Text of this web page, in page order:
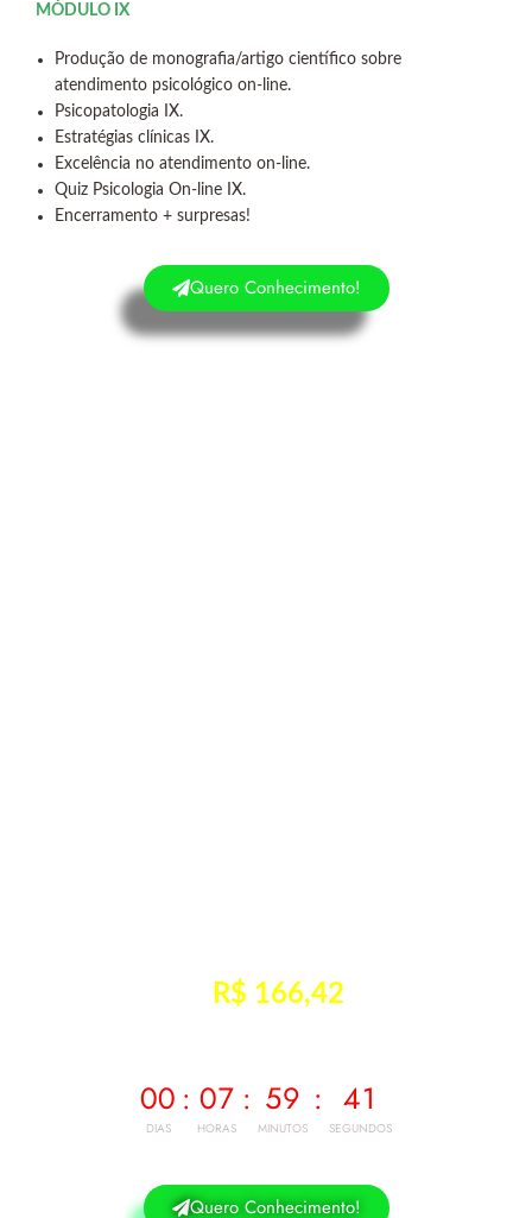
MÓDULO IX
Produção de monografia/artigo científico sobre
atendimento psicológico on-line.
Psicopatologia IX.
Estratégias clínicas IX.
Excelência no atendimento on-line.
Quiz Psicologia On-line IX.
Encerramento + surpresas!
Quero Conhecimento!
R$ 166,42
00
DIAS
: 07
HORAS
: 59
MINUTOS
: 40
SEGUNDOS
Quero Conhecimento!